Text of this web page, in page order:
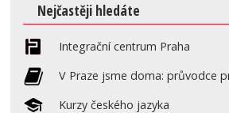
Nejčastěji hledáte
Integrační centrum Praha
V Praze jsme doma: průvodce
Kurzy českého jazyka